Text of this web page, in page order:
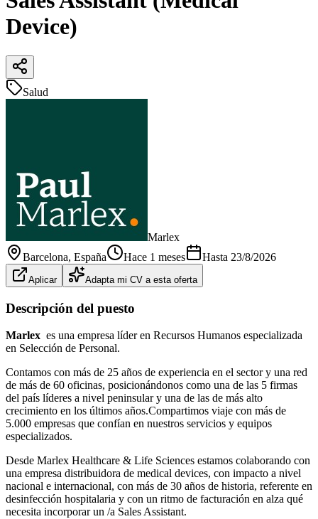
Device)
Salud
Marlex
Barcelona, España Hace 1 meses Hasta 23/8/2026
Aplicar Adapta mi CV a esta oferta
Descripción del puesto
Marlex es una empresa líder en Recursos Humanos especializada
en Selección de Personal.
Contamos con más de 25 años de experiencia en el sector y una red
de más de 60 oficinas, posicionándonos como una de las 5 firmas
del país líderes a nivel peninsular y una de las de más alto
crecimiento en los últimos años.Compartimos viaje con más de
5.000 empresas que confían en nuestros servicios y equipos
especializados.
Desde Marlex Healthcare & Life Sciences estamos colaborando con
una empresa distribuidora de medical devices, con impacto a nivel
nacional e internacional, con más de 30 años de historia, referente en
desinfección hospitalaria y con un ritmo de facturación en alza qué
necesita incorporar un /a Sales Assistant.